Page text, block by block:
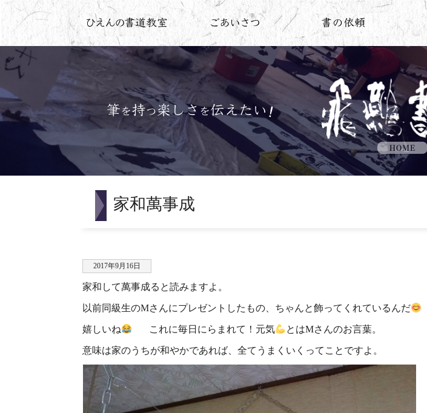
家和萬事成
2017年9月16日
家和して萬事成ると読みますよ。
以前同級生のMさんにプレゼントしたもの、ちゃんと飾ってくれているんだ
嬉しいね これに毎日にらまれて！元気 とはMさんのお言葉。
意味は家のうちが和やかであれば、全てうまくいくってことですよ。